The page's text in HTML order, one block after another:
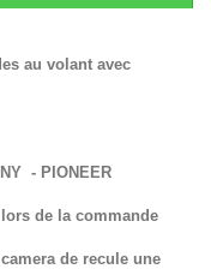
au volant avec
- PIONEER
de la commande
de recule une